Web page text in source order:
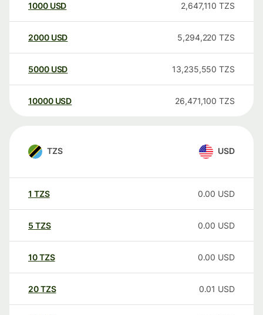
1000 USD 2,647,110 TZS
2000 USD 5,294,220 TZS
5000 USD 13,235,550 TZS
10000 USD 26,471,100 TZS
TZS USD
1 TZS 0.00 USD
5 TZS 0.00 USD
10TZS 0.00 USD
20TZS 0.01 USD